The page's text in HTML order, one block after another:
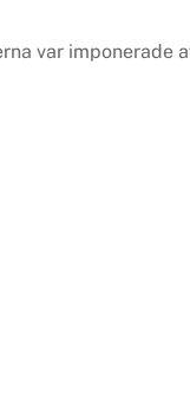
var imponerade